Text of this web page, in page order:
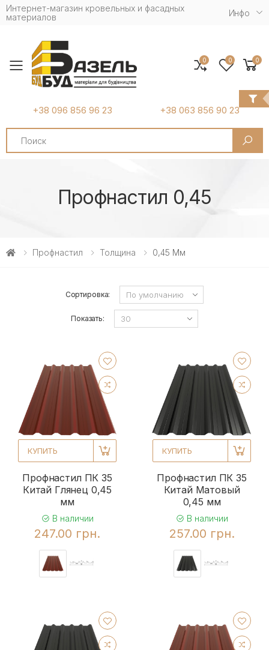
Интернет-магазин кровельных и фасадных
материалов
Инфо
Toggle mobile menu
+38 096 856 96 23 +38 063 856 90 23
Search
0 0 0
Профнастил 0,45
Профнастил Толщина 0,45 Мм
Сортировка:
Показать:
КУПИТЬ
Профнастил ПК 35
Китай Глянец 0,45
мм
В наличии
247.00 грн.
КУПИТЬ
Профнастил ПК 35
Китай Матовый
0,45 мм
В наличии
257.00 грн.